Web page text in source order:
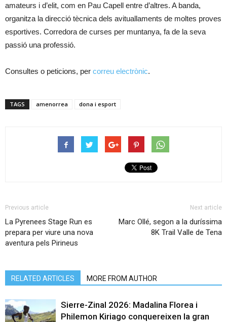
amateurs i d’elit, com en Pau Capell entre d’altres. A banda,
organitza la direcció tècnica dels avituallaments de moltes proves
esportives. Corredora de curses per muntanya, fa de la seva
passió una professió.
Consultes o peticions, per correu electrònic.
TAGS amenorrea dona i esport
Previous article
La Pyrenees Stage Run es
prepara per viure una nova
aventura pels Pirineus
Next article
Marc Ollé, segon a la duríssima
8K Trail Valle de Tena
RELATED ARTICLES MORE FROM AUTHOR
Sierre-Zinal 2026: Madalina Florea i
Philemon Kiriago conquereixen la gran